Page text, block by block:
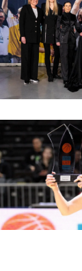
20-
scaled
bff75a90-
708a-
11ed-
994263eeb037